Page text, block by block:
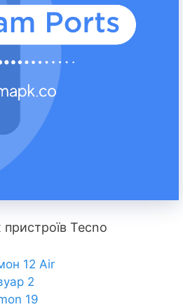
Tecno
12 Air
2
19